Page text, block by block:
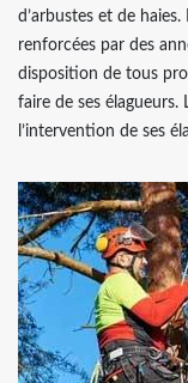
d’arbustes et de
renforcées par des
disposition de tous
faire de ses élagueurs.
l’intervention de ses